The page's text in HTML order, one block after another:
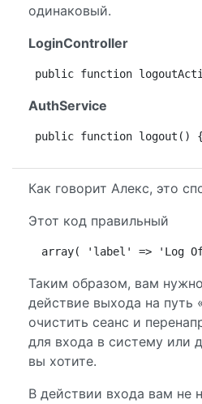
одинаковый.
LoginController
public function
AuthService
public function logout() {
Как говорит Алекс, это
Этот код правильный
array( 'label' => 'Log
Таким образом, вам
действие выхода на путь
очистить сеанс и
для входа в систему или
вы хотите.
В действии входа вам не